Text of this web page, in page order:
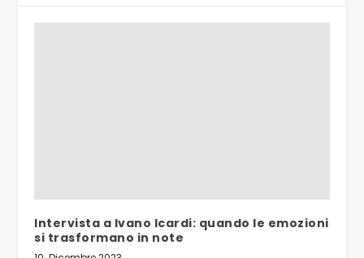
Intervista a Ivano Icardi: quando le emozioni
si trasformano in note